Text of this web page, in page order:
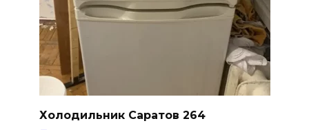
Холодильник Саратов 264